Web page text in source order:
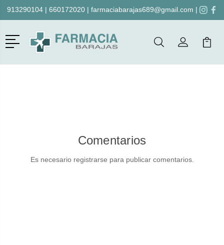
913290104| 660172020| farmaciabarajas689@gmail.com |
Menú
BuscarMi Cuenta
Mi
Comentarios
Es necesario registrarse para publicar comentarios.